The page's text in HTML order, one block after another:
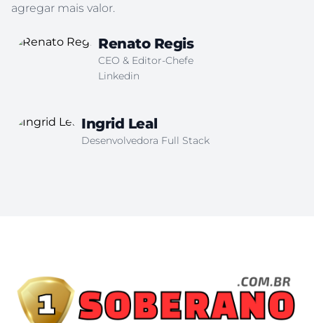
agregar mais valor.
Renato Regis
CEO & Editor-Chefe
Linkedin
Ingrid Leal
Desenvolvedora Full Stack